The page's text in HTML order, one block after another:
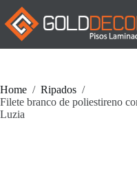
Pular
para
conteúdo
Home / Ripados /
Filete branco de poliestireno
Luzia